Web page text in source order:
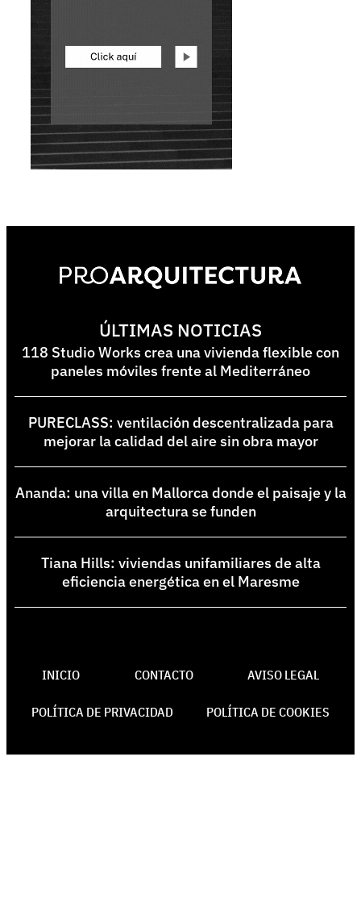
ÚLTIMAS NOTICIAS
118 Studio Works crea una vivienda flexible con
paneles móviles frente al Mediterráneo
PURECLASS: ventilación descentralizada para
mejorar la calidad del aire sin obra mayor
Ananda: una villa en Mallorca donde el paisaje y la
arquitectura se funden
Tiana Hills: viviendas unifamiliares de alta
eficiencia energética en el Maresme
INICIO CONTACTO AVISO LEGAL
POLÍTICA DE PRIVACIDAD POLÍTICA DE COOKIES